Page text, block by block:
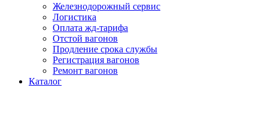
Железнодорожный сервис
Логистика
Оплата жд-тарифа
Отстой вагонов
Продление срока службы
Регистрация вагонов
Ремонт вагонов
Каталог